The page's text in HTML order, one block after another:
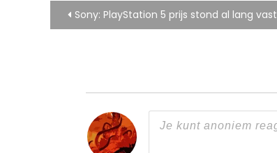
Bericht
Sony: PlayStation 5 prijs stond al lang vast